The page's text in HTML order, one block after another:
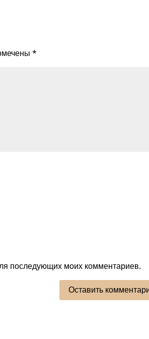
*
последующих моих комментариев.